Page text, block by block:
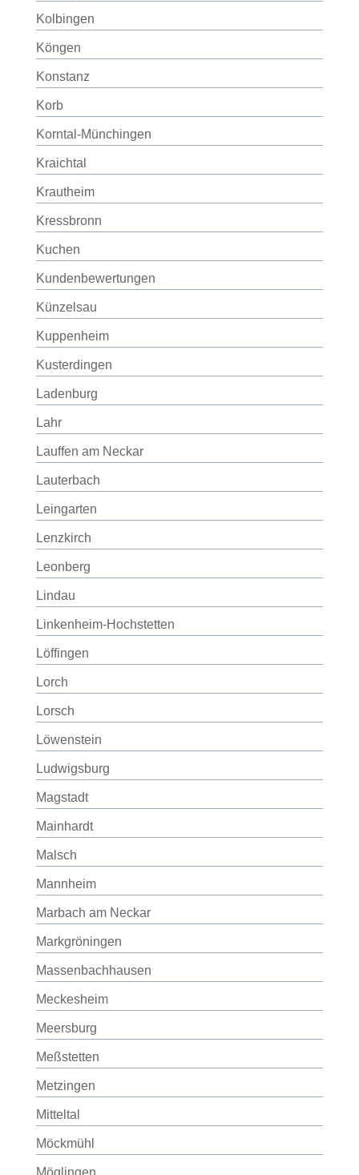
Kolbingen
Köngen
Konstanz
Korb
Korntal-Münchingen
Kraichtal
Krautheim
Kressbronn
Kuchen
Kundenbewertungen
Künzelsau
Kuppenheim
Kusterdingen
Ladenburg
Lahr
Lauffen am Neckar
Lauterbach
Leingarten
Lenzkirch
Leonberg
Lindau
Linkenheim-Hochstetten
Löffingen
Lorch
Lorsch
Löwenstein
Ludwigsburg
Magstadt
Mainhardt
Malsch
Mannheim
Marbach am Neckar
Markgröningen
Massenbachhausen
Meckesheim
Meersburg
Meßstetten
Metzingen
Mitteltal
Möckmühl
Möglingen